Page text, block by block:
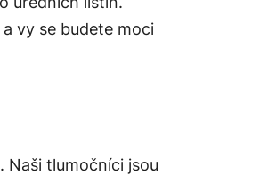
vy se budete moci
. Naši tlumočníci jsou